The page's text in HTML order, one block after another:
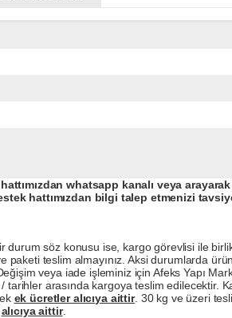
hattımızdan whatsapp kanalı veya
hattımızdan bilgi talep etmenizi
söz konusu ise, kargo görevlisi ile
teslim almayınız. Aksi durumlarda
veya iade işleminiz için Afeks Yapı
arasında kargoya teslim edilecektir.
ek ücretler alıcıya aittir. 30 kg ve üzeri
alıcıya aittir.